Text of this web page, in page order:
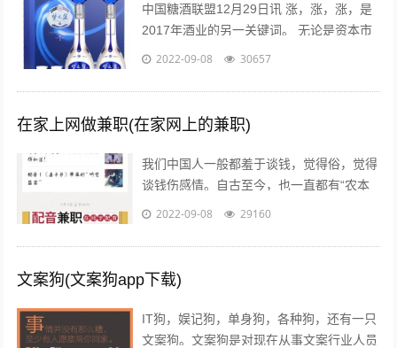
中国糖酒联盟12月29日讯 涨，涨，涨，是
2017年酒业的另一关键词。 无论是资本市
场还是现货市场，无论是从高端到次高端品
2022-09-08 30657
在家上网做兼职(在家网上的兼职)
我们中国人一般都羞于谈钱，觉得俗，觉得
谈钱伤感情。自古至今，也一直都有“农本
商末”“学而优则仕”的思想传统。已经开始做
2022-09-08 29160
文案狗(文案狗app下载)
IT狗，娱记狗，单身狗，各种狗，还有一只
文案狗。文案狗是对现在从事文案行业人员